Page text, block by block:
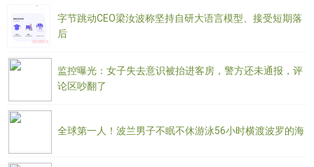
字节跳动CEO梁汝波称坚持自研大语言模型、接受短期落
后
监控曝光：女子失去意识被抬进客房，警方还未通报，评
论区吵翻了
全球第一人！波兰男子不眠不休游泳56小时横渡波罗的海